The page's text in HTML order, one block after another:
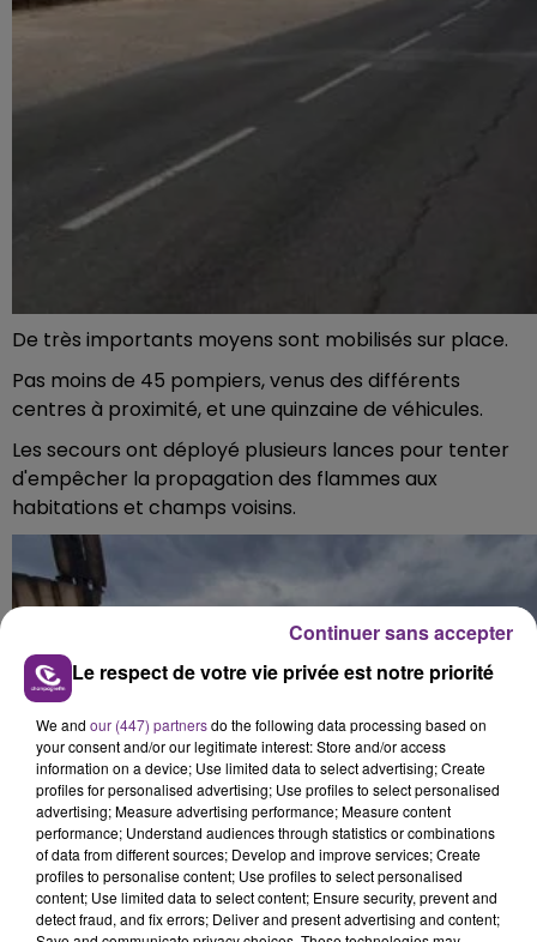
De très importants moyens sont mobilisés sur place.
Pas moins de 45 pompiers, venus des différents
centres à proximité, et une quinzaine de véhicules.
Les secours ont déployé plusieurs lances pour tenter
d'empêcher la propagation des flammes aux
habitations et champs voisins.
Le respect de votre vie privée est notre priorité
We and our (447) partnersdo the following data processing based on
your consent and/or our legitimate interest: Store and/or access
information on a device; Use limited data to select advertising; Create
profiles for personalised advertising; Use profiles to select personalised
advertising; Measure advertising performance; Measure content
performance; Understand audiences through statistics or combinations
of data from different sources; Develop and improve services; Create
profiles to personalise content; Use profiles to select personalised
content; Use limited data to select content; Ensure security, prevent and
detect fraud, and fix errors; Deliver and present advertising and content;
Continuer sans accepter